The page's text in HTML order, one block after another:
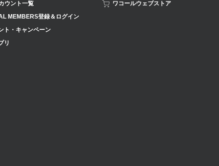
ウント一覧
MEMBERS登録＆ログイン
ト・キャンペーン
リ
ワコールウェブストア